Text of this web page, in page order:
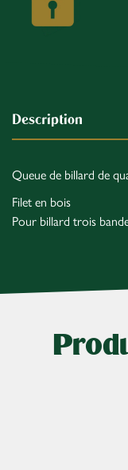
Description
Queue de billard de
Filet en bois
Pour billard trois